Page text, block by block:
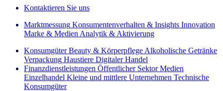
Kontaktieren Sie uns
Marktmessung Konsumentenverhalten & Insights Innovation
Marke & Medien Analytik & Aktivierung
Konsumgüter Beauty & Körperpflege Alkoholische Getränke
Verpackung Haustiere Digitaler Handel
Finanzdienstleistungen Öffentlicher Sektor Medien
Einzelhandel Kleine und mittlere Unternehmen Technische
Konsumgüter